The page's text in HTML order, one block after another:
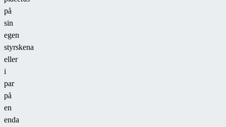
på
sin
egen
styrskena
eller
i
par
på
en
enda